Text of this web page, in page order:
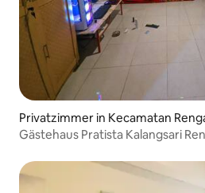
Privatzimmer in Kecamatan
Gästehaus Pratista Kalangsari